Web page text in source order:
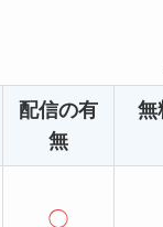
配信の有
無
無
◯